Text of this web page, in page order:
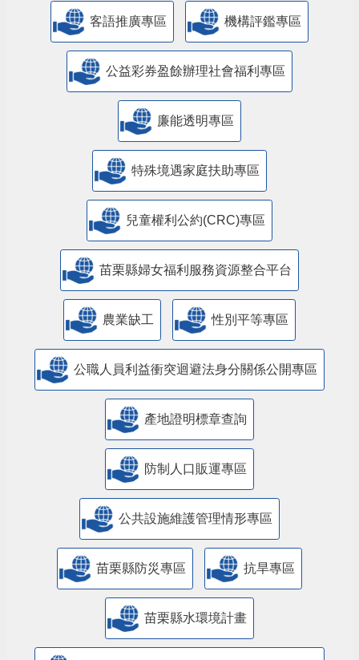
客語推廣專區 機構評鑑專區
公益彩券盈餘辦理社會福利專區
廉能透明專區
特殊境遇家庭扶助專區
兒童權利公約(CRC)專區
苗栗縣婦女福利服務資源整合平台
農業缺工 性別平等專區
公職人員利益衝突迴避法身分關係公開專區
產地證明標章查詢
防制人口販運專區
​公共設施維護管理情形專區
苗栗縣防災專區 抗旱專區
苗栗縣水環境計畫